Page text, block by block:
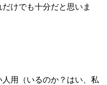
けでも十分だと思いま
用（いるのか？はい、私